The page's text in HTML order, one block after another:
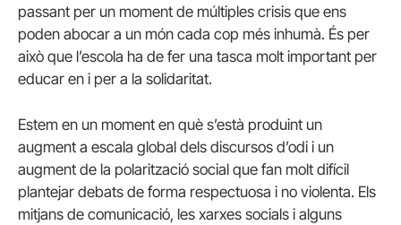
passant per un moment de múltiples crisis que ens
poden abocar a un món cada cop més inhumà. És per
això que l’escola ha de fer una tasca molt important per
educar en i per a la solidaritat.
Estem en un moment en què s’està produint un
augment a escala global dels discursos d’odi i un
augment de la polarització social que fan molt difícil
plantejar debats de forma respectuosa i no violenta. Els
mitjans de comunicació, les xarxes socials i alguns